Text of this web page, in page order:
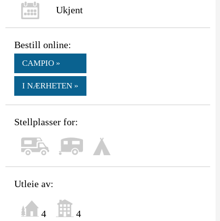
Ukjent
Bestill online:
CAMPIO »
I NÆRHETEN »
Stellplasser for:
Utleie av:
4 4